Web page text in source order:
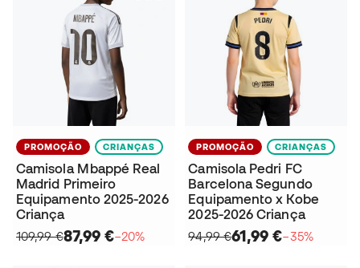
PROMOÇÃO CRIANÇAS
Camisola Mbappé Real
Madrid Primeiro
Equipamento 2025-2026
Criança
109,99 €87,99 €−20%
PROMOÇÃO CRIANÇAS
Camisola Pedri FC
Barcelona Segundo
Equipamento x Kobe
2025-2026 Criança
94,99 €61,99 €−35%